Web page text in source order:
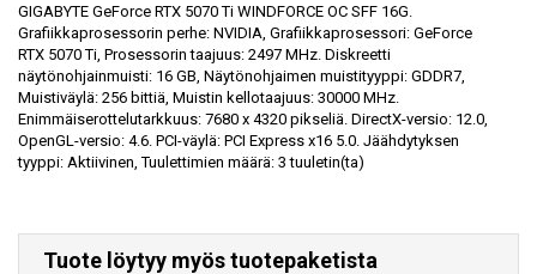
GIGABYTE GeForce RTX 5070 Ti WINDFORCE OC SFF 16G.
Grafiikkaprosessorin perhe: NVIDIA, Grafiikkaprosessori: GeForce
RTX 5070 Ti, Prosessorin taajuus: 2497 MHz. Diskreetti
näytönohjainmuisti: 16 GB, Näytönohjaimen muistityyppi: GDDR7,
Muistiväylä: 256 bittiä, Muistin kellotaajuus: 30000 MHz.
Enimmäiserottelutarkkuus: 7680 x 4320 pikseliä. DirectX-versio: 12.0,
OpenGL-versio: 4.6. PCI-väylä: PCI Express x16 5.0. Jäähdytyksen
tyyppi: Aktiivinen, Tuulettimien määrä: 3 tuuletin(ta)
Tuote löytyy myös tuotepaketista